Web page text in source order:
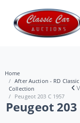
Home
After Auction - RD
Collection
Peugeot 203 C 1957
Peugeot 203